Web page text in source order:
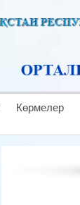
Көрмелер